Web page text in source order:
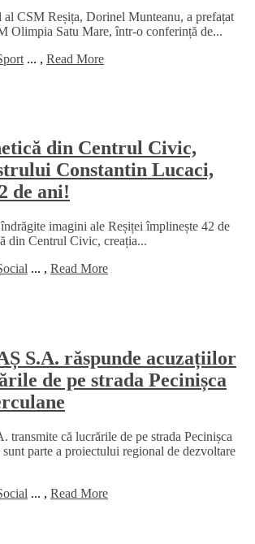
CSM Reșița, Dorinel Munteanu, a prefațat
Olimpia Satu Mare, într-o conferință de...
... , Read More
din Centrul Civic,
Constantin Lucaci,
de ani!
imagini ale Reșiței împlinește 42 de
din Centrul Civic, creația...
... , Read More
S.A. răspunde acuzațiilor
de pe strada Pecinișca
că lucrările de pe strada Pecinișca
parte a proiectului regional de dezvoltare
... , Read More